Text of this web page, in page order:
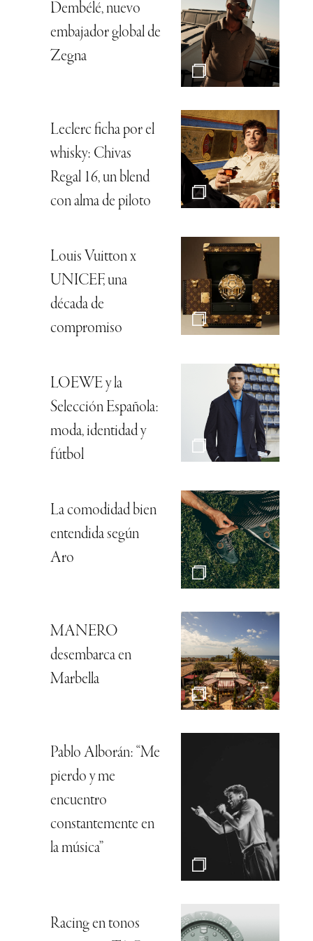
Dembélé, nuevo
embajador global de
Zegna
Leclerc ficha por el
whisky: Chivas
Regal 16, un blend
con alma de piloto
Louis Vuitton x
UNICEF, una
década de
compromiso
LOEWE y la
Selección Española:
moda, identidad y
fútbol
La comodidad bien
entendida según
Aro
MANERO
desembarca en
Marbella
Pablo Alborán: “Me
pierdo y me
encuentro
constantemente en
la música”
Racing en tonos